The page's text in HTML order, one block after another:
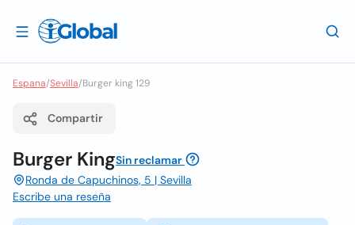
Espana/Sevilla/Burger king 129
Compartir
Burger KingSin reclamar
Ronda de Capuchinos, 5 | Sevilla
Escribe una reseña